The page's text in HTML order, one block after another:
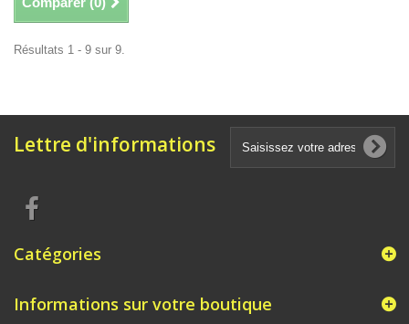
Résultats 1 - 9 sur 9.
Lettre d'informations
Catégories
Informations sur votre boutique